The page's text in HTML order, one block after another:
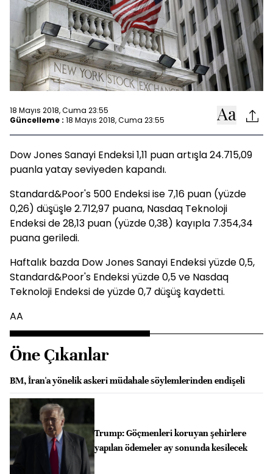
18 Mayıs 2018, Cuma 23:55
Güncelleme : 18 Mayıs 2018, Cuma 23:55
Dow Jones Sanayi Endeksi 1,11 puan artışla 24.715,09
puanla yatay seviyeden kapandı.
Standard&Poor's 500 Endeksi ise 7,16 puan (yüzde
0,26) düşüşle 2.712,97 puana, Nasdaq Teknoloji
Endeksi de 28,13 puan (yüzde 0,38) kayıpla 7.354,34
puana geriledi.
Haftalık bazda Dow Jones Sanayi Endeksi yüzde 0,5,
Standard&Poor's Endeksi yüzde 0,5 ve Nasdaq
Teknoloji Endeksi de yüzde 0,7 düşüş kaydetti.
AA
Öne Çıkanlar
BM, İran'a yönelik askeri müdahale söylemlerinden endişeli
Trump: Göçmenleri koruyan şehirlere
yapılan ödemeler ay sonunda kesilecek